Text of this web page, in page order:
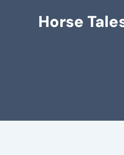
Horse